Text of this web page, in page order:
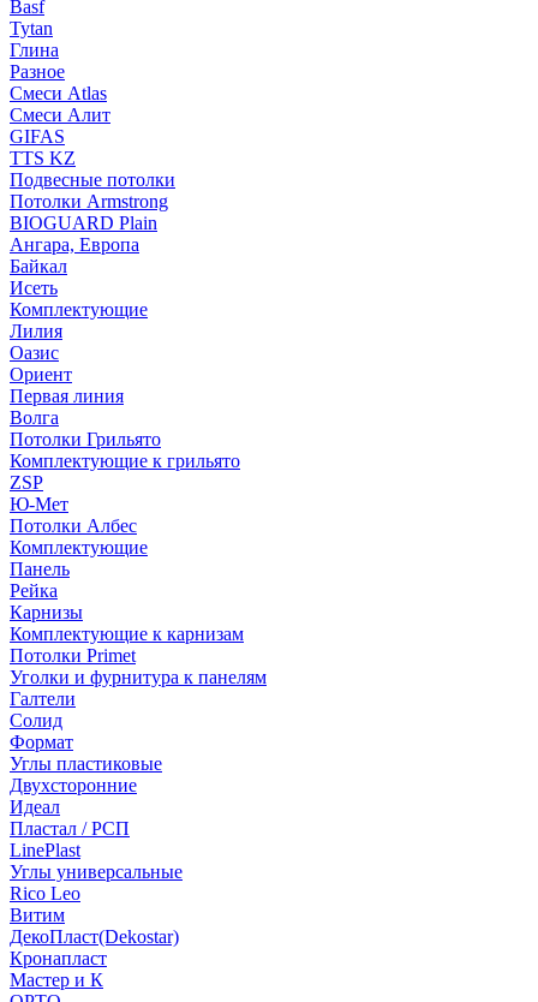
Basf
Tytan
Глина
Разное
Смеси Atlas
Смеси Алит
GIFAS
TTS KZ
Подвесные потолки
Потолки Armstrong
BIOGUARD Plain
Ангара, Европа
Байкал
Исеть
Комплектующие
Лилия
Оазис
Ориент
Первая линия
Волга
Потолки Грильято
Комплектующие к грильято
ZSP
Ю-Мет
Потолки Албес
Комплектующие
Панель
Рейка
Карнизы
Комплектующие к карнизам
Потолки Primet
Уголки и фурнитура к панелям
Галтели
Солид
Формат
Углы пластиковые
Двухсторонние
Идеал
Пластал / РСП
LinePlast
Углы универсальные
Rico Leo
Витим
ДекоПласт(Dekostar)
Кронапласт
Мастер и К